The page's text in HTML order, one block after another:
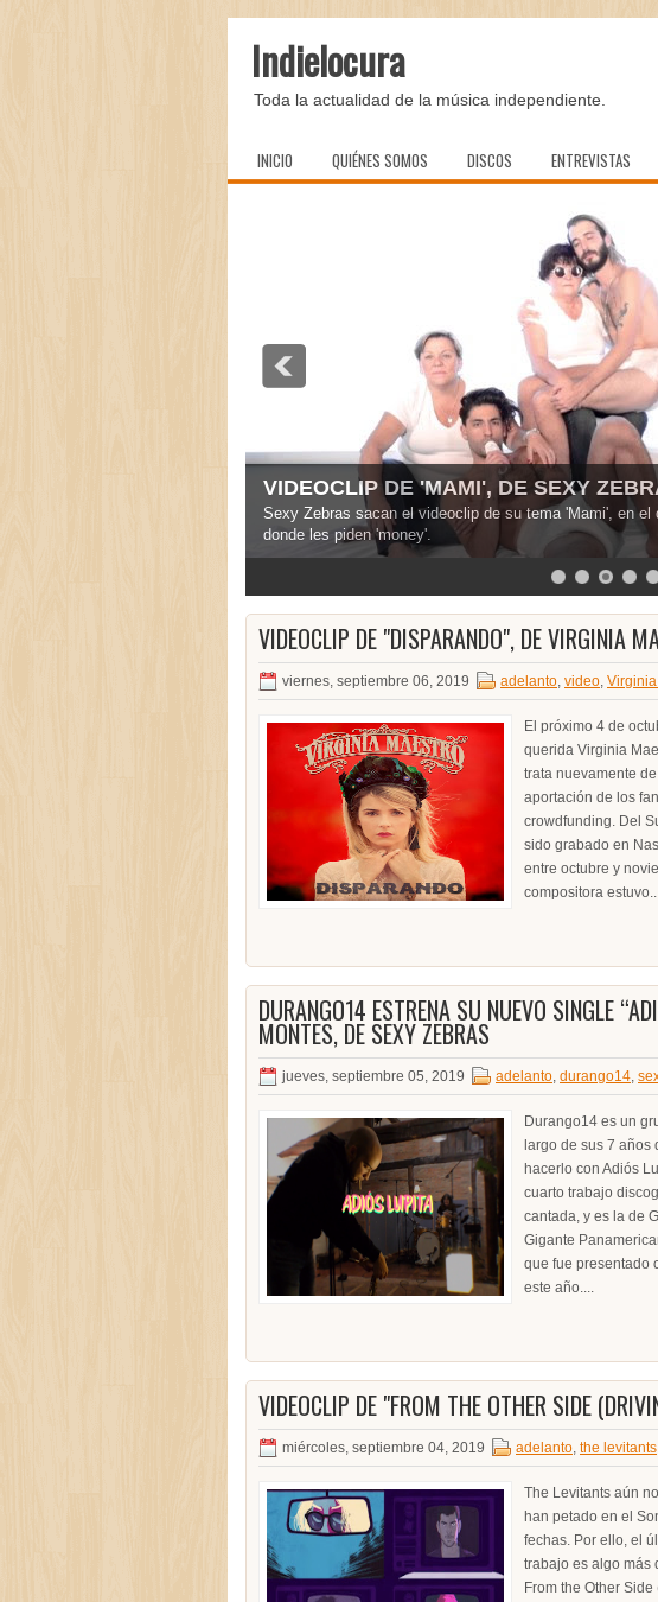
Indielocura
Toda la actualidad de la música independiente.
INICIO QUIÉNES SOMOS DISCOS ENTREVISTAS
VIDEOCLIP DE 'MAMI', DE SEXY
Sexy Zebras sacan el videoclip de su tema 'Mami', en
donde les piden 'money'.
VIDEOCLIP DE "DISPARANDO", DE VIRGINIA
viernes, septiembre 06, 2019 adelanto, video,
El próximo 4 de
querida Virginia
trata nuevamente
aportación de los
crowdfunding. Del
sido grabado en
entre octubre y
compositora
DURANGO14 ESTRENA SU NUEVO SINGLE
MONTES, DE SEXY ZEBRAS
jueves, septiembre 05, 2019 adelanto, durango14,
Durango14 es un
largo de sus 7 años
hacerlo con Adiós
cuarto trabajo
cantada, y es la de
Gigante
que fue presentado
este año....
VIDEOCLIP DE "FROM THE OTHER SIDE
miércoles, septiembre 04, 2019 adelanto, the levitants
The Levitants aún
han petado en el
fechas. Por ello, el
trabajo es algo más
From the Other